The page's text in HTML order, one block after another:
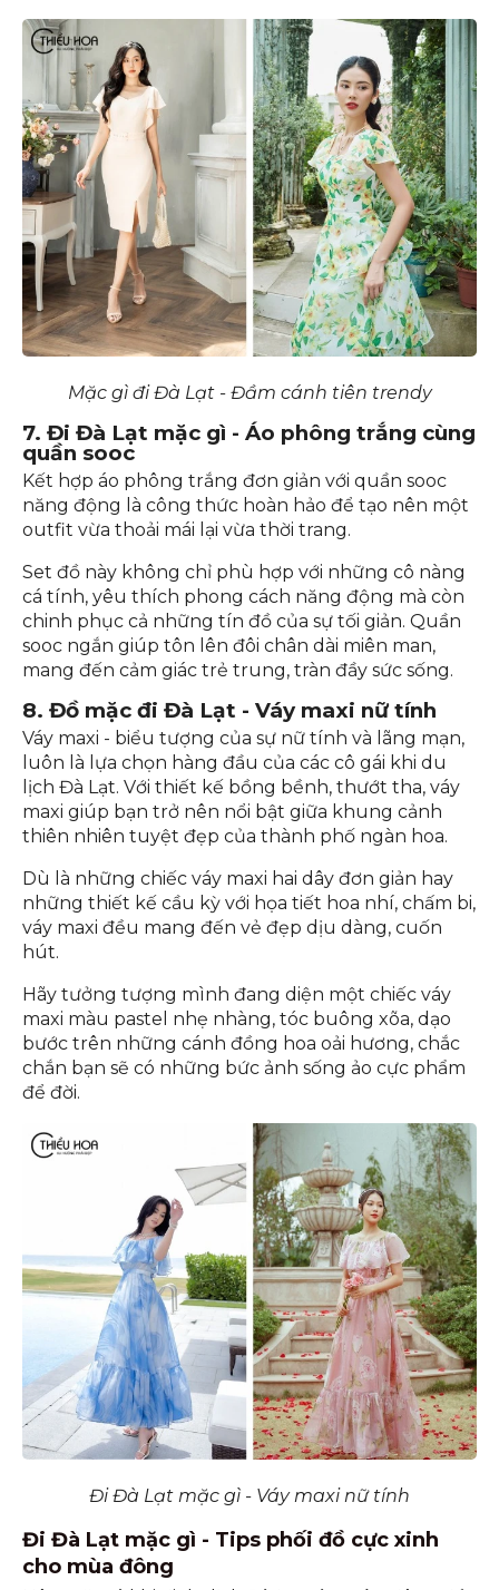
ngọt ngào hay gam màu pastel dịu nhẹ, bạn sẽ
hóa thân thành nàng tiểu thư thanh lịch, chuẩn
phong cách Hàn Quốc.
Mặc gì đi Đà Lạt - Đầm cánh tiên trendy
7. Đi Đà Lạt mặc gì - Áo phông trắng cùng
quần sooc
Kết hợp áo phông trắng đơn giản với quần sooc
năng động là công thức hoàn hảo để tạo nên một
outfit vừa thoải mái lại vừa thời trang.
Set đồ này không chỉ phù hợp với những cô nàng
cá tính, yêu thích phong cách năng động mà còn
chinh phục cả những tín đồ của sự tối giản. Quần
sooc ngắn giúp tôn lên đôi chân dài miên man,
mang đến cảm giác trẻ trung, tràn đầy sức sống.
8. Đồ mặc đi Đà Lạt - Váy maxi nữ tính
Váy maxi - biểu tượng của sự nữ tính và lãng mạn,
luôn là lựa chọn hàng đầu của các cô gái khi du
lịch Đà Lạt. Với thiết kế bồng bềnh, thướt tha, váy
maxi giúp bạn trở nên nổi bật giữa khung cảnh
thiên nhiên tuyệt đẹp của thành phố ngàn hoa.
Dù là những chiếc váy maxi hai dây đơn giản hay
những thiết kế cầu kỳ với họa tiết hoa nhí, chấm bi,
váy maxi đều mang đến vẻ đẹp dịu dàng, cuốn
hút.
Hãy tưởng tượng mình đang diện một chiếc váy
maxi màu pastel nhẹ nhàng, tóc buông xõa, dạo
bước trên những cánh đồng hoa oải hương, chắc
chắn bạn sẽ có những bức ảnh sống ảo cực phẩm
Đi Đà Lạt mặc gì - Váy maxi nữ tính